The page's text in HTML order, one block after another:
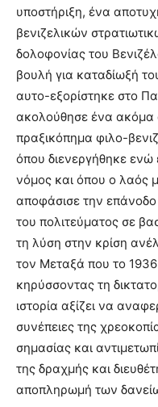
υποστήριξη, ένα
βενιζελικών
δολοφονίας του
βουλή για καταδίωξή
αυτο-εξορίστηκε στο
ακολούθησε ένα ακόμα
πραξικόπημα φιλο-
όπου διενεργήθηκε ενώ
νόμος και όπου ο λαός
αποφάσισε την
του πολιτεύματος σε
τη λύση στην κρίση
τον Μεταξά που το
κηρύσσοντας τη
ιστορία αξίζει να
συνέπειες της
σημασίας και
της δραχμής και
αποπληρωμή των